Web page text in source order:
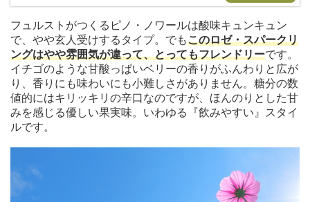
フュルストがつくるピノ・ノワールは酸味キュンキュン
で、やや玄人受けするタイプ。でもこのロゼ・スパークリ
ングはやや雰囲気が違って、とってもフレンドリーです。
イチゴのような甘酸っぱいベリーの香りがふんわりと広が
り、香りにも味わいにも小難しさがありません。糖分の数
値的にはキリッキリの辛口なのですが、ほんのりとした甘
みを感じる優しい果実味。いわゆる『飲みやすい』スタイ
ルです。